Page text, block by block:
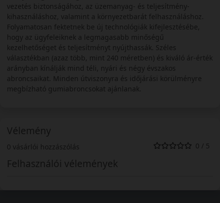
vezetés biztonságához, az üzemanyag- és teljesítmény-
kihasználáshoz, valamint a környezetbarát felhasználáshoz.
Folyamatosan fektetnek be új technológiák kifejlesztésébe,
hogy az ügyfeleiknek a legmagasabb minőségű
kezelhetőséget és teljesítményt nyújthassák. Széles
választékban (azaz több, mint 240 méretben) és kiváló ár-érték
arányban kínálják mind téli, nyári és négy évszakos
abroncsaikat. Minden útviszonyra és időjárási körülményre
megbízható gumiabroncsokat ajánlanak.
Vélemény
0 vásárlói hozzászólás 0 / 5
Felhasználói vélemények